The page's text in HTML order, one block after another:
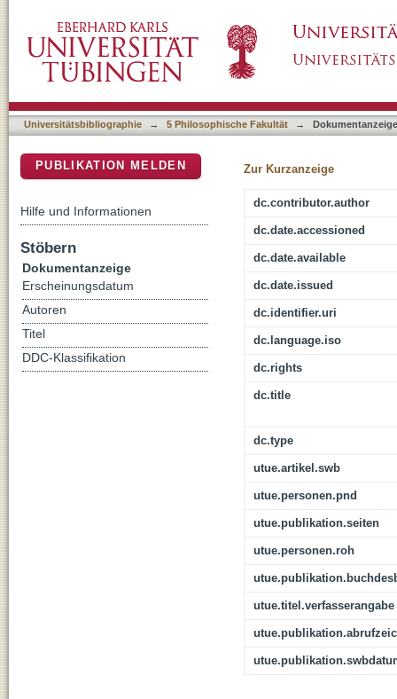
Universitätsbibliographie → 5 Philosophische Fakultät → Dokumentanzeige
Zur Kurzanzeige
dc.contributor.author
dc.date.accessioned
dc.date.available
dc.date.issued
dc.identifier.uri
dc.language.iso
dc.rights
dc.title
dc.type
utue.artikel.swb
utue.personen.pnd
utue.publikation.seiten
utue.personen.roh
utue.titel.verfasserangabe
PUBLIKATION MELDEN
Hilfe und Informationen
Stöbern
Dokumentanzeige
Erscheinungsdatum
Autoren
Titel
DDC-Klassifikation